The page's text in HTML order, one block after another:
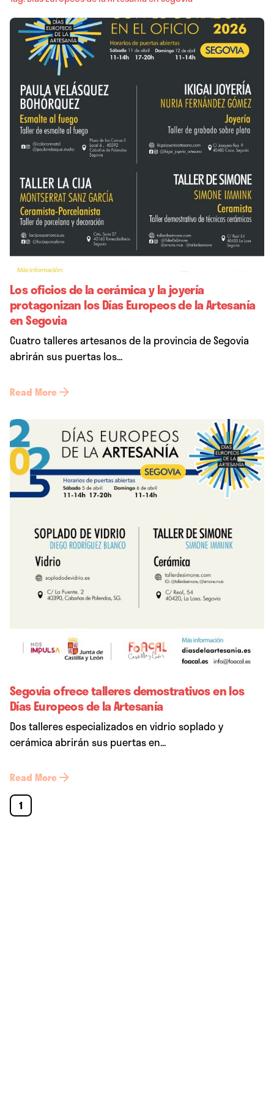
Los oficios de la cerámica y la joyería
protagonizan los Días Europeos de la Artesanía
en Segovia
Cuatro talleres artesanos de la provincia de Segovia
abrirán sus puertas los...
Read More
Segovia ofrece talleres demostrativos en los
Días Europeos de la Artesanía
Dos talleres especializados en vidrio soplado y
cerámica abrirán sus puertas en...
Read More
1